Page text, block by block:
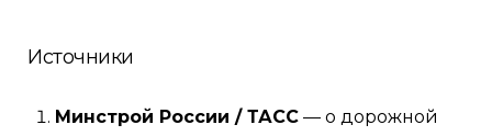
Источники
Минстрой России / ТАСС — о дорожной